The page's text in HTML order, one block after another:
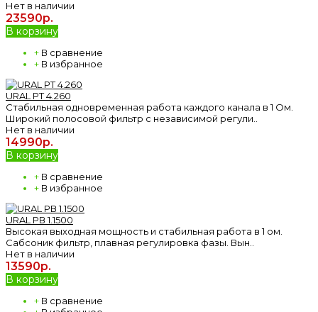
Нет в наличии
23590р.
В корзину
+ В сравнение
+ В избранное
URAL РT 4.260
Стабильная одновременная работа каждого канала в 1 Ом.
Широкий полосовой фильтр с независимой регули..
Нет в наличии
14990р.
В корзину
+ В сравнение
+ В избранное
URAL РВ 1.1500
Высокая выходная мощность и стабильная работа в 1 ом.
Сабсоник фильтр, плавная регулировка фазы. Вын..
Нет в наличии
13590р.
В корзину
+ В сравнение